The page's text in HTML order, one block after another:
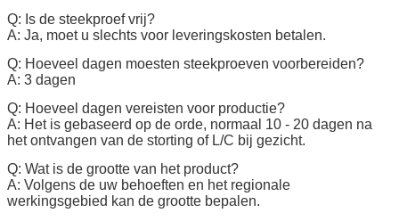
Q: Is de steekproef vrij?
A: Ja, moet u slechts voor leveringskosten betalen.
Q: Hoeveel dagen moesten steekproeven voorbereiden?
A: 3 dagen
Q: Hoeveel dagen vereisten voor productie?
A: Het is gebaseerd op de orde, normaal 10 - 20 dagen na
het ontvangen van de storting of L/C bij gezicht.
Q: Wat is de grootte van het product?
A: Volgens de uw behoeften en het regionale
werkingsgebied kan de grootte bepalen.